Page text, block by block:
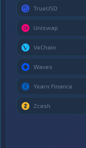
TrueUSD
Uniswap
VeChain
Waves
Yearn Finance
Zcash